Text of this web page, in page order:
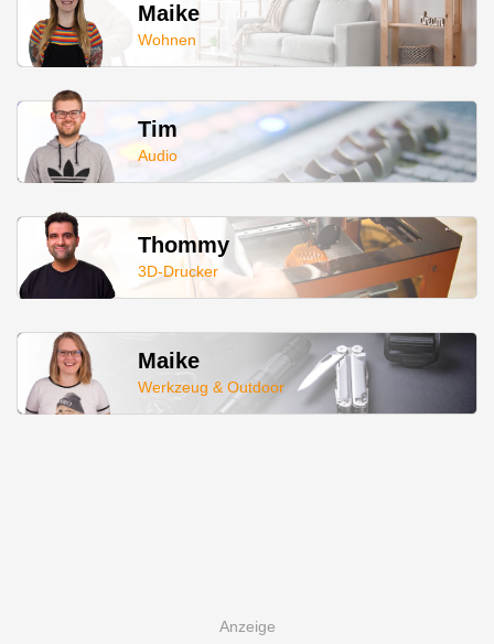
Maike
Wohnen
Tim
Audio
Thommy
3D-Drucker
Maike
Werkzeug & Outdoor